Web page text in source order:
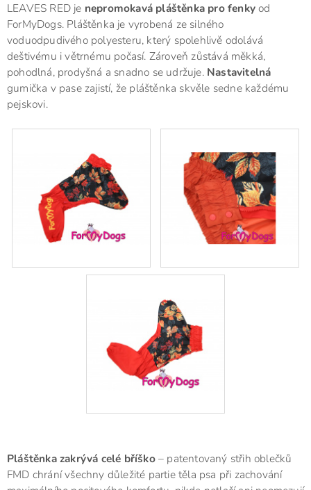
LEAVES RED je nepromokavá pláštěnka pro fenkyod
ForMyDogs. Pláštěnka je vyrobená ze silného
voduodpudivého polyesteru, který spolehlivě odolává
deštivému i větrnému počasí. Zároveň zůstává měkká,
pohodlná, prodyšná a snadno se udržuje. Nastavitelná
gumička v pase zajistí, že pláštěnka skvěle sedne každému
pejskovi.
Pláštěnka zakrývá celé bříško– patentovaný střih oblečků
FMD chrání všechny důležité partie těla psa při zachování